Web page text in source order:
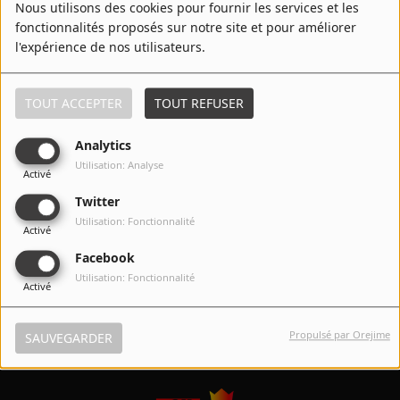
Nous utilisons des cookies pour fournir les services et les
fonctionnalités proposés sur notre site et pour améliorer
l'expérience de nos utilisateurs.
TOUT ACCEPTER TOUT REFUSER
Analytics
Activé
Utilisation: Analyse
Twitter
Activé
Utilisation: Fonctionnalité
Facebook
Activé
Utilisation: Fonctionnalité
SAUVEGARDER Propulsé par Orejime
Contact
Fréquences
Recherche d'un titre
SE CONNECTER
Top 20 des titres les plus demandés par les auditeurs
Spotify
Contact
RadioPlayer